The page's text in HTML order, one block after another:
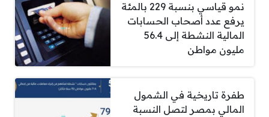
نمو قياسي بنسبة 229 بالمئة
يرفع عدد أصحاب الحسابات
المالية النشطة إلى 56.4
مليون مواطن
طفرة تاريخية في الشمول
المالي بمصر لتصل النسبة